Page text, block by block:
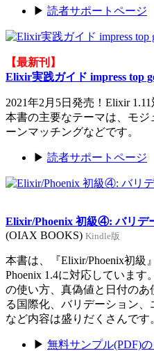
▶ 読者サポートページ
【最新刊】
Elixir実践ガイド impress top
2021年2月5日発売！Elixir 1.11
本書の主要なテーマは、モ
ーンマッチングなどです。
▶ 読者サポートページ
Elixir/Phoenix 初級④: バリデ
(OIAX BOOKS) Kindle版
本書は、『Elixir/Phoenix初級
Phoenix 1.4に対応しています
の使い方、真偽値と日付のあ
る国際化、バリデーション、
など内容は盛りだくさんです
▶ 無料サンプル(PDF)